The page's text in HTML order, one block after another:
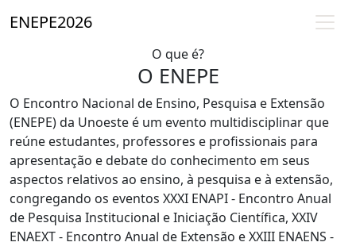
ENEPE2026
O que é?
O ENEPE
O Encontro Nacional de Ensino, Pesquisa e Extensão
(ENEPE) da Unoeste é um evento multidisciplinar que
reúne estudantes, professores e profissionais para
apresentação e debate do conhecimento em seus
aspectos relativos ao ensino, à pesquisa e à extensão,
congregando os eventos XXXI ENAPI - Encontro Anual
de Pesquisa Institucional e Iniciação Científica, XXIV
ENAEXT - Encontro Anual de Extensão e XXIII ENAENS -